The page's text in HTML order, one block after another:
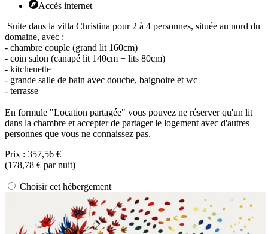
Accès internet
Suite dans la villa Christina pour 2 à 4 personnes, située au nord du
domaine, avec :
- chambre couple (grand lit 160cm)
- coin salon (canapé lit 140cm + lits 80cm)
- kitchenette
- grande salle de bain avec douche, baignoire et wc
- terrasse
En formule "Location partagée" vous pouvez ne réserver qu'un lit
dans la chambre et accepter de partager le logement avec d'autres
personnes que vous ne connaissez pas.
Prix : 357,56 €
(178,78 € par nuit)
Choisir cet hébergement